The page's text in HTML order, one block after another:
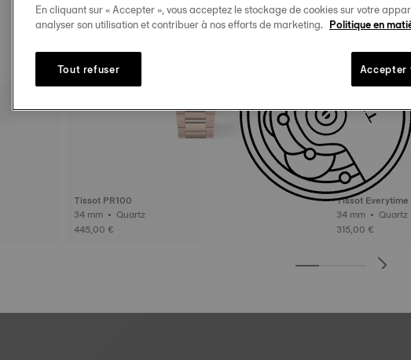
Tissot PR100
34 mm • Quartz
445,00 €
Tissot Everytime
34 mm • Quartz
315,00 €
En cliquant sur « Accepter », vous acceptez le stockage de cookies sur votre
analyser son utilisation et contribuer à nos efforts de marketing. Politique en
Tout refuser Accepter